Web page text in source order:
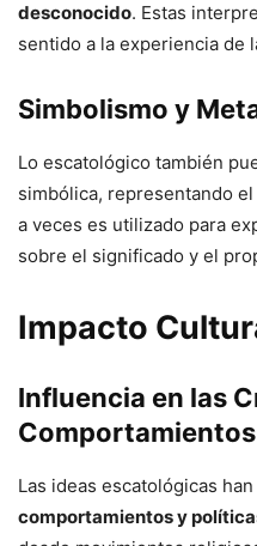
desconocido. Estas
sentido a la experiencia de
Simbolismo y
Lo escatológico también
simbólica, representando el
a veces es utilizado para
sobre el significado y el
Impacto
Influencia en las
Comportamientos
Las ideas escatológicas
comportamientos y